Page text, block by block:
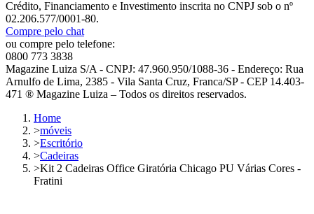
Crédito, Financiamento e Investimento inscrita no CNPJ sob o nº
02.206.577/0001-80.
Compre pelo chat
ou compre pelo telefone:
0800 773 3838
Magazine Luiza S/A - CNPJ: 47.960.950/1088-36 - Endereço: Rua
Arnulfo de Lima, 2385 - Vila Santa Cruz, Franca/SP - CEP 14.403-
471 ® Magazine Luiza – Todos os direitos reservados.
Home
>móveis
>Escritório
>Cadeiras
>Kit 2 Cadeiras Office Giratória Chicago PU Várias Cores -
Fratini